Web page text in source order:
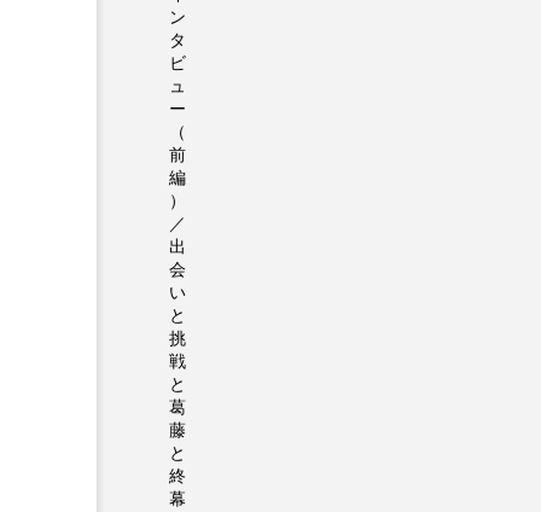
ン
タ
ビ
ュ
ー
（
前
編
）
／
出
会
い
と
挑
戦
と
葛
藤
と
終
幕